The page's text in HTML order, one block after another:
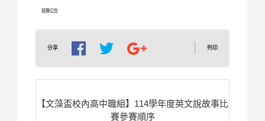
競賽公告
分享 列印
【文藻盃校內高中職組】114學年度英文說故事比
賽參賽順序